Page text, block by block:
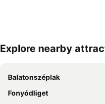
Explore nearby
Balatonszéplak
Fonyódliget